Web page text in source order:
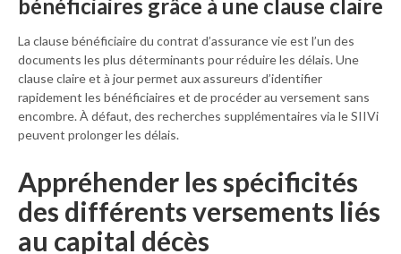
bénéficiaires grâce à une clause claire
La clause bénéficiaire du contrat d’assurance vie est l’un des
documents les plus déterminants pour réduire les délais. Une
clause claire et à jour permet aux assureurs d’identifier
rapidement les bénéficiaires et de procéder au versement sans
encombre. À défaut, des recherches supplémentaires via le SIIVi
peuvent prolonger les délais.
Appréhender les spécificités
des différents versements liés
au capital décès